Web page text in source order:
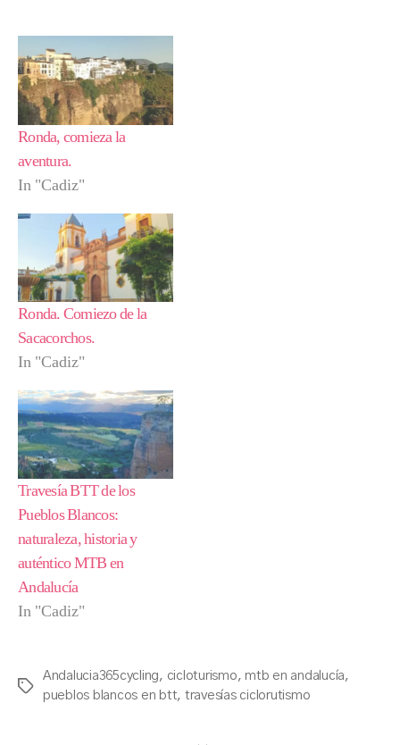
Ronda, comieza la
aventura.
In "Cadiz"
Ronda. Comiezo de la
Sacacorchos.
In "Cadiz"
Travesía BTT de los
Pueblos Blancos:
naturaleza, historia y
auténtico MTB en
Andalucía
In "Cadiz"
Tags
Andalucia365cycling, cicloturismo, mtb en andalucía,
pueblos blancos en btt, travesías ciclorutismo